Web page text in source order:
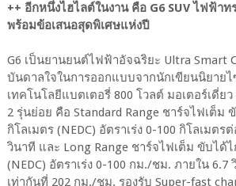
++ อีกหนึ่งไฮไลต์ในงาน คือ G6 SUV ไฟฟ้า
พร้อมข้อเสนอสุดพิเศษแห่งปี
G6 เป็นยานยนต์ไฟฟ้าอัจฉริยะ Ultra Smart
บันดาลใจในการออกแบบจากนักเขียนนิยาย
เทคโนโลยีแบตเตอรี่ 800 โวลต์ มอเตอร์เดี่ย
2 รุ่นย่อย คือ Standard Range ชาร์จไฟเต็ม
กิโลเมตร (NEDC) อัตราเร่ง 0-100 กิโลเมตร
วินาที และ Long Range ชาร์จไฟเต็ม ขับได้
(NEDC) อัตราเร่ง 0-100 กม./ชม. ภายใน 6.7
เท่ากันที่ 202 กม./ชม. รองรับ Super-fast